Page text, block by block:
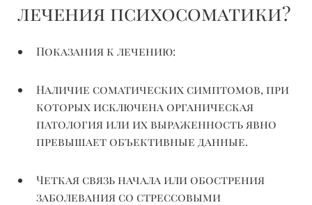
лечения психосоматики?
Показания к лечению:
Наличие соматических симптомов, при
которых исключена органическая
патология или их выраженность явно
превышает объективные данные.
Четкая связь начала или обострения
заболевания со стрессовыми